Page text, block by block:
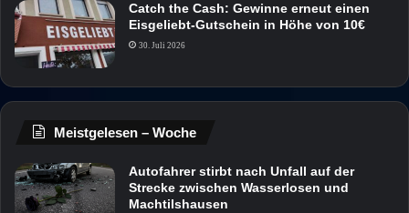
Catch the Cash: Gewinne erneut einen
Eisgeliebt-Gutschein in Höhe von 10€
30. Juli 2026
Meistgelesen – Woche
Autofahrer stirbt nach Unfall auf der
Strecke zwischen Wasserlosen und
Machtilshausen